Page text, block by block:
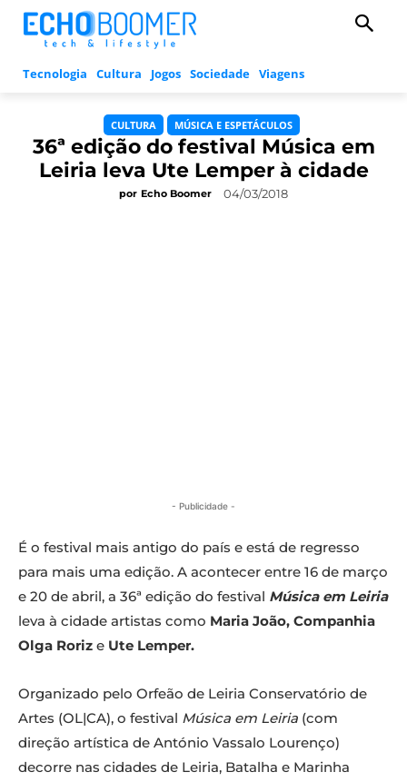
Tecnologia Cultura Jogos Sociedade Viagens
CULTURA MÚSICA E ESPETÁCULOS
36ª edição do festival Música em
Leiria leva Ute Lemper à cidade
por Echo Boomer 04/03/2018
- Publicidade -
É o festival mais antigo do país e está de regresso
para mais uma edição. A acontecer entre 16 de março
e 20 de abril, a 36ª edição do festival Música em Leiria
leva à cidade artistas como Maria João, Companhia
Olga Roriz e Ute Lemper.
Organizado pelo Orfeão de Leiria Conservatório de
Artes (OL|CA), o festival Música em Leiria (com
direção artística de António Vassalo Lourenço)
decorre nas cidades de Leiria, Batalha e Marinha